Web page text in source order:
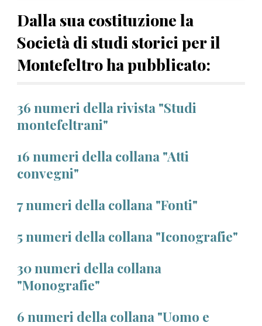
Dalla sua costituzione la
Società di studi storici per il
Montefeltroha pubblicato:
36 numeri della rivista "Studi
montefeltrani"
16 numeri della collana "Atti
convegni"
7 numeri della collana "Fonti"
5 numeri della collana "Iconografie"
30 numeri della collana
"Monografie"
6 numeri della collana "Uomo e